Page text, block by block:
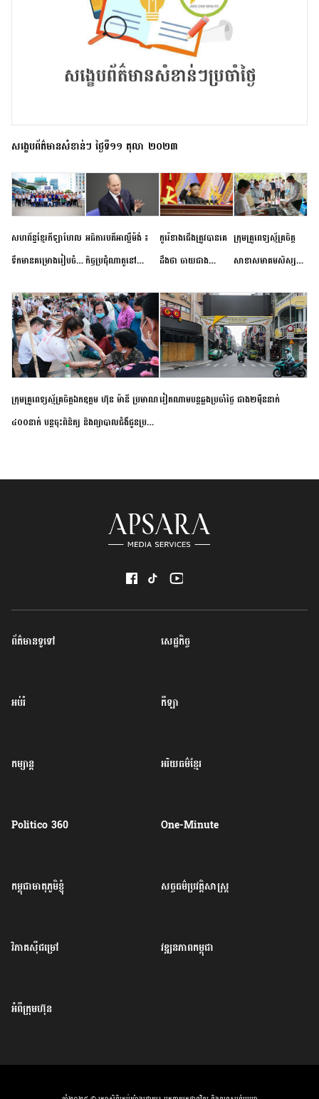
សង្ខេបព័ត៌មានសំខាន់ៗ ថ្ងៃទី១១ តុលា ២០២៣
សហព័ន្ធខ្មែរកីឡាហែល
ទឹកមានគម្រោងរៀបចំ
កម្រិតបឋម ដល់ឧត្តម
សិក្សានាពេលខាងមុខ
អធិការបតីអាល្លឺម៉ង់ ៖
កិច្ចប្រជុំណាតូនៅ
ខាងមុខនឹងបញ្ជូនសញ្ញា
នៃភាពស្អិតរមួត និង
ការប្តេជ្ញាចិត្ត
កូរ៉េខាងជើងត្រូវបានគេ
ដឹងថា ចាយជាង
អភិវឌ្ឍន៍នុយក្លេអ៊ែរ
ក្រុមគ្រូពេទ្យស្ម័គ្រចិត្ត
សាខាសមាគមសិស្ស
ខេត្តកំពង់ចាម ចុះពិនិត្យ
ពិគ្រោះជំងឺទូទៅ និងផ្តល់
ថ្នាំពេទ្យជូនប្រជាពលរដ្ឋ
រស់នៅសង្កាត់បឹងកុក
ក្រុមគ្រូពេទ្យស្ម័គ្រចិត្តឯកឧត្តម ហ៊ុន ម៉ានី ប្រមាណ
៤០០នាក់ បន្តចុះពិនិត្យ និងព្យាបាលជំងឺជូនប្រជា
វៀតណាម​បន្ត​ឆ្លង​ប្រចាំថ្ងៃ​ ​ជាង​២​ម៉ឺន​នាក់​
ព័ត៌មានទូទៅ សេដ្ឋកិច្ច
អប់រំ កីឡា
កម្សាន្ត អរិយធម៌ខ្មែរ
Politico 360 One-Minute
កម្ពុជាមាតុភូមិខ្ញុំ សច្ចធម៌ប្រវត្តិសាស្ត្រ
វិភាគសុីជម្រៅ វឌ្ឍនភាពកម្ពុជា
អំពីក្រុមហ៊ុន